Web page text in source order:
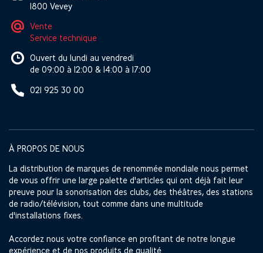
1800 Vevey
Vente
Service technique
Ouvert du lundi au vendredi
de 09:00 à 12:00 & 14:00 à 17:00
021 925 30 00
À PROPOS DE NOUS
La distribution de marques de renommée mondiale nous permet
de vous offrir une large palette d'articles qui ont déjà fait leur
preuve pour la sonorisation des clubs, des théâtres, des stations
de radio/télévision, tout comme dans une multitude
d'installations fixes.
Accordez nous votre confiance en profitant de notre longue
expérience et de nos produits de qualité